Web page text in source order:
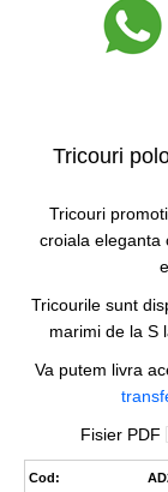
Tricouri
Tricouri
croiala eleganta
Tricourile sunt
marimi de la S
Va putem livra
Fisier PDF
Cod: